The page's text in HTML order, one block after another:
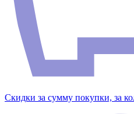
Скидки за сумму покупки, за